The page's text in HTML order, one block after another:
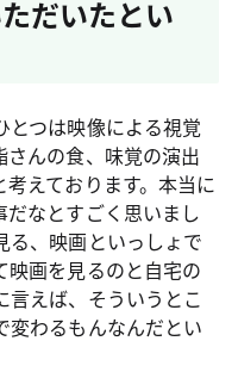
だいたとい
つは映像による視覚
さんの食、味覚の演出
えております。本当に
だなとすごく思いまし
る、映画といっしょで
映画を見るのと自宅の
言えば、そういうとこ
変わるもんなんだとい